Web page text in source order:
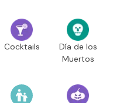
Cocktails
Día de los
Muertos